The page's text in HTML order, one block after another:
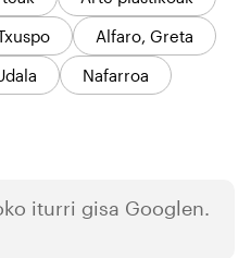
Alfaro, Greta
Nafarroa
iturri gisa Googlen.